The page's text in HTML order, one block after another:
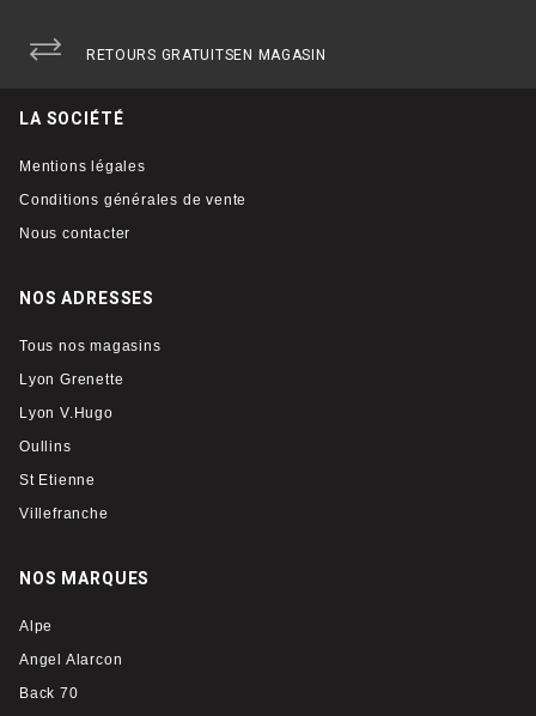
RETOURS GRATUITSEN MAGASIN
LA SOCIÉTÉ
Mentions légales
Conditions générales de vente
Nous contacter
NOS ADRESSES
Tous nos magasins
Lyon Grenette
Lyon V.Hugo
Oullins
St Etienne
Villefranche
NOS MARQUES
Alpe
Angel Alarcon
Back 70